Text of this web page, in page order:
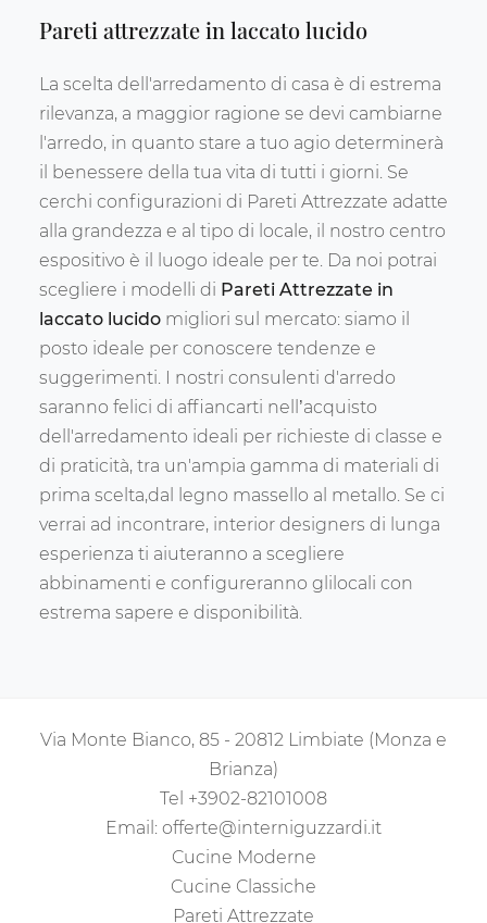
Pareti attrezzate in laccato lucido
La scelta dell'arredamento di casa è di estrema
rilevanza, a maggior ragione se devi cambiarne
l'arredo, in quanto stare a tuo agio determinerà
il benessere della tua vita di tutti i giorni. Se
cerchi configurazioni di Pareti Attrezzate adatte
alla grandezza e al tipo di locale, il nostro centro
espositivo è il luogo ideale per te. Da noi potrai
scegliere i modelli di Pareti Attrezzate in
laccato lucido migliori sul mercato: siamo il
posto ideale per conoscere tendenze e
suggerimenti. I nostri consulenti d'arredo
saranno felici di affiancarti nell’acquisto
dell'arredamento ideali per richieste di classe e
di praticità, tra un'ampia gamma di materiali di
prima scelta,dal legno massello al metallo. Se ci
verrai ad incontrare, interior designers di lunga
esperienza ti aiuteranno a scegliere
abbinamenti e configureranno glilocali con
estrema sapere e disponibilità.
Via Monte Bianco, 85 - 20812 Limbiate (Monza e
Brianza)
Tel +3902-82101008
Email: offerte@interniguzzardi.it
Cucine Moderne
Cucine Classiche
Pareti Attrezzate